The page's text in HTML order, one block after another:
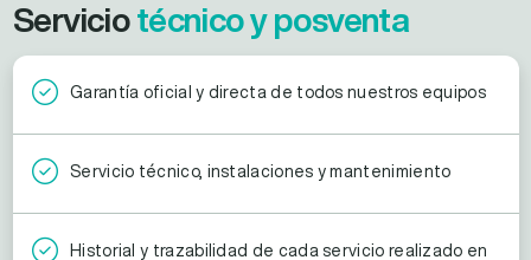
Servicio técnico y posventa
Garantía oficial y directa de todos nuestros equipos
Servicio técnico, instalaciones y mantenimiento
Historial y trazabilidad de cada servicio realizado en